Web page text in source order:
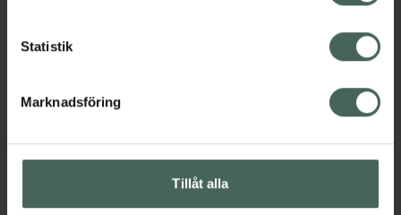
Statistik
Marknadsföring
Tillåt alla
syd till Lappland i norr, och online i mobilen och på
hjälpa just dig att må lite bättre. Välkommen att prata
med oss.
Kundservice